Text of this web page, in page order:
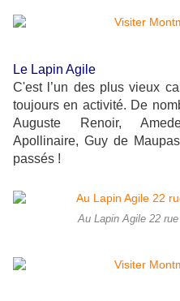
Le Lapin Agile
C'est l’un des plus vieux
toujours en activité. De
Auguste Renoir,
Apollinaire, Guy de
passés !
Au Lapin Agile 22